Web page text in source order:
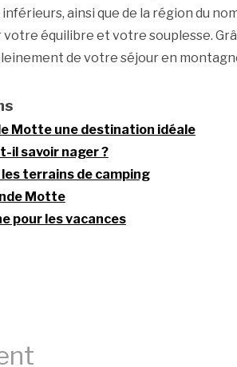
ainsi que de la région du
équilibre et votre souplesse.
de votre séjour en
Motte une destination idéale
il savoir nager ?
les terrains de camping
Motte
pour les vacances